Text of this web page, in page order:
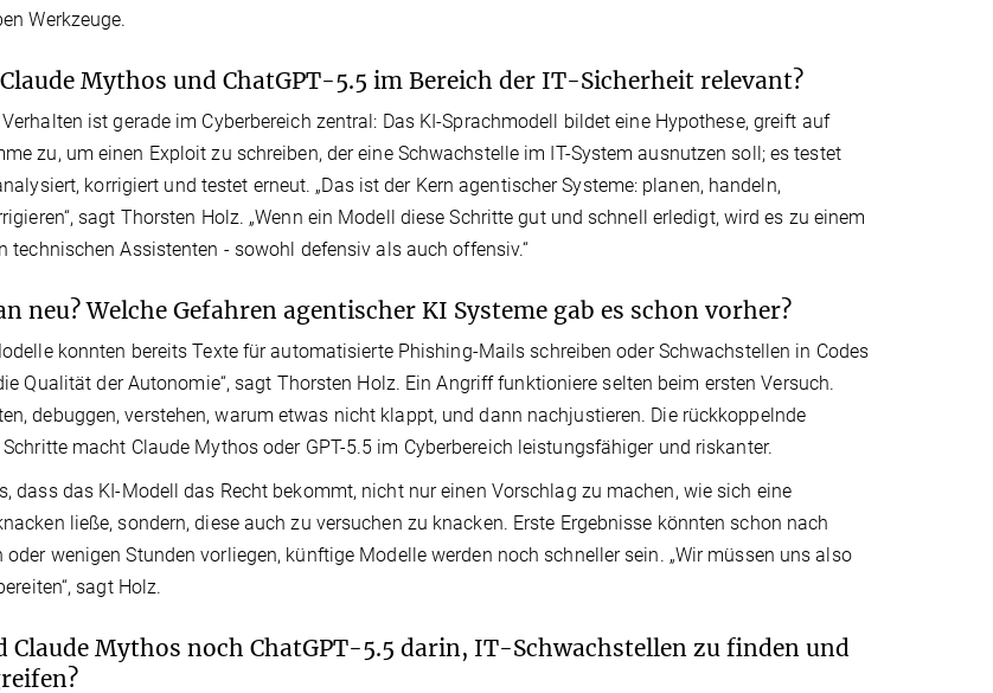
Werkzeuge.
Mythos und ChatGPT-5.5 im Bereich der IT-Sicherheit relevant?
ist gerade im Cyberbereich zentral: Das KI-Sprachmodell bildet eine Hypothese, greift auf
zu, um einen Exploit zu schreiben, der eine Schwachstelle im IT-System ausnutzen soll; es testet
korrigiert und testet erneut. „Das ist der Kern agentischer Systeme: planen, handeln,
sagt Thorsten Holz. „Wenn ein Modell diese Schritte gut und schnell erledigt, wird es zu einem
technischen Assistenten - sowohl defensiv als auch offensiv.“
neu? Welche Gefahren agentischer KI Systeme gab es schon vorher?
konnten bereits Texte für automatisierte Phishing-Mails schreiben oder Schwachstellen in Codes
Qualität der Autonomie“, sagt Thorsten Holz. Ein Angriff funktioniere selten beim ersten Versuch.
debuggen, verstehen, warum etwas nicht klappt, und dann nachjustieren. Die rückkoppelnde
macht Claude Mythos oder GPT-5.5 im Cyberbereich leistungsfähiger und riskanter.
dass das KI-Modell das Recht bekommt, nicht nur einen Vorschlag zu machen, wie sich eine
ließe, sondern, diese auch zu versuchen zu knacken. Erste Ergebnisse könnten schon nach
wenigen Stunden vorliegen, künftige Modelle werden noch schneller sein. „Wir müssen uns also
sagt Holz.
Claude Mythos noch ChatGPT-5.5 darin, IT-Schwachstellen zu finden und